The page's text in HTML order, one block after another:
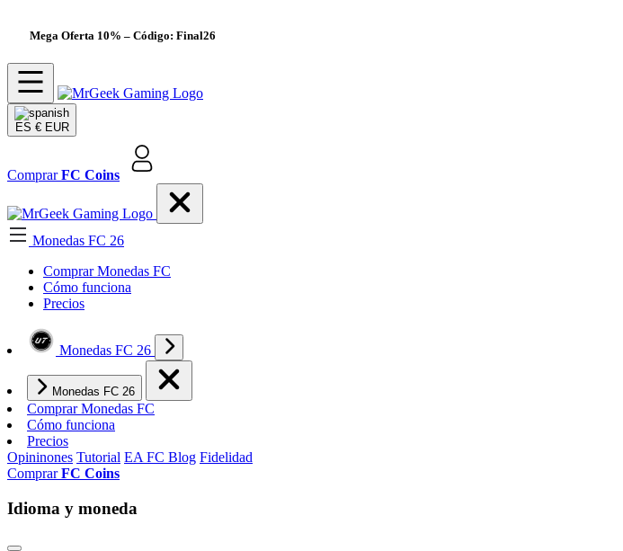
Mega Oferta 10% – Código: Final26
ES € EUR
ComprarFC Coins
Monedas FC 26
Comprar Monedas FC
Cómo funciona
Precios
Monedas FC 26
Monedas FC 26
Comprar Monedas FC
Cómo funciona
Precios
Opininones Tutorial EA FC Blog Fidelidad
ComprarFC Coins
Idioma y moneda